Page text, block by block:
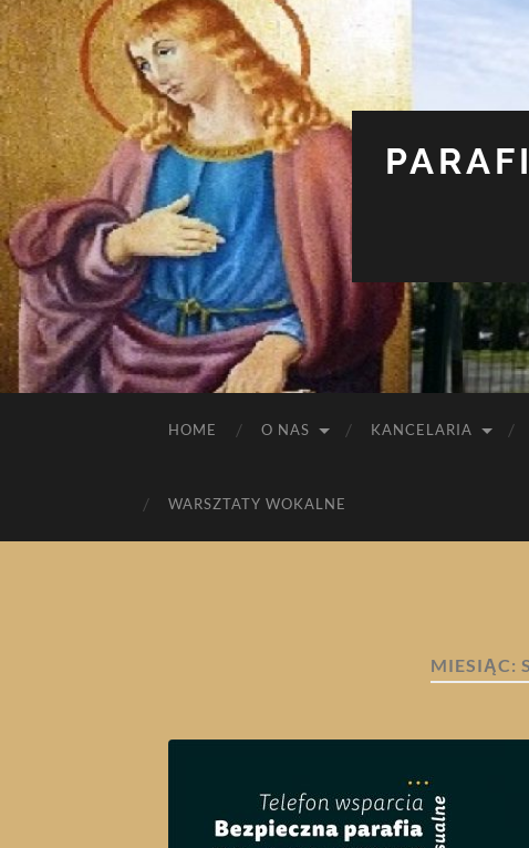
HOME O NAS KANCELARIA
WARSZTATY WOKALNE
MIESIĄC: